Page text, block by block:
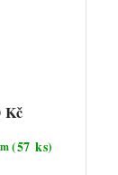
(57 ks)
Kč